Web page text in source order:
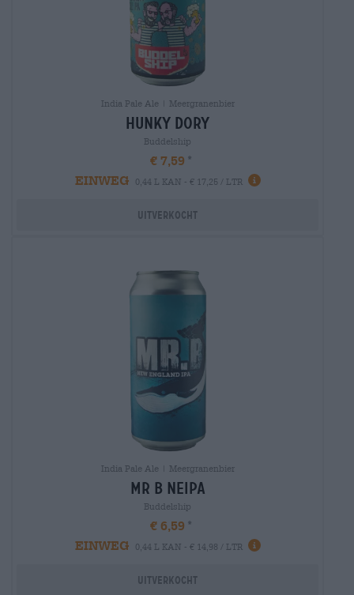
India Pale Ale | Meergranenbier
hunky dory
Buddelship
€ 7,59
EINWEG
0,44 L KAN - € 17,25 / LTR
Uitverkocht
India Pale Ale | Meergranenbier
mr b neipa
Buddelship
€ 6,59
EINWEG
0,44 L KAN - € 14,98 / LTR
Uitverkocht